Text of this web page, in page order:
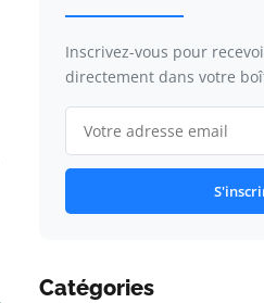
Inscrivez-vous pour
directement dans votre
Catégories